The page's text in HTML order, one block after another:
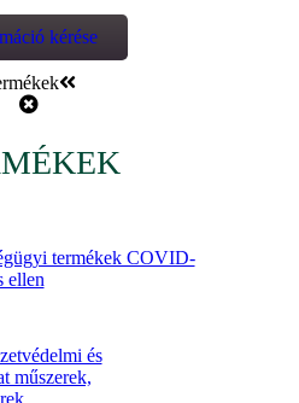
kérése
termékek COVID-
ellen
és
műszerek,